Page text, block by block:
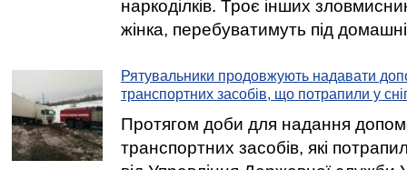
наркоділків. Троє інших
жінка, перебуватимуть під
Рятувальники продовжують надавати
транспортних засобів, що потрапили у
Протягом доби для надання
транспортних засобів, які